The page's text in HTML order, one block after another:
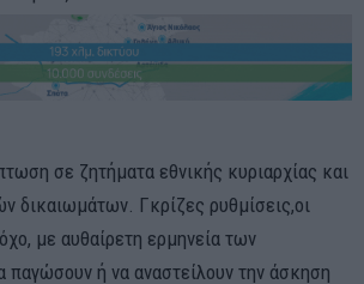
σε ζητήματα εθνικής κυριαρχίας και
δικαιωμάτων. Γκρίζες ρυθμίσεις,οι
με αυθαίρετη ερμηνεία των
παγώσουν ή να αναστείλουν την άσκηση